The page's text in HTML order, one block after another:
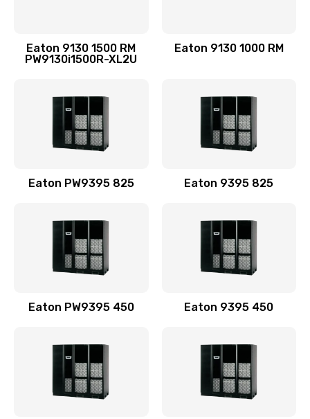
Eaton 9130 1500 RM
PW9130i1500R-XL2U
Eaton 9130 1000 RM
Eaton PW9395 825 Eaton 9395 825
Eaton PW9395 450 Eaton 9395 450